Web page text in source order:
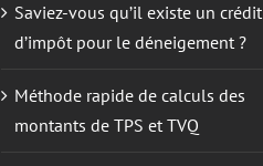
Saviez-vous qu’il existe un crédit
d’impôt pour le déneigement ?
Méthode rapide de calculs des
montants de TPS et TVQ